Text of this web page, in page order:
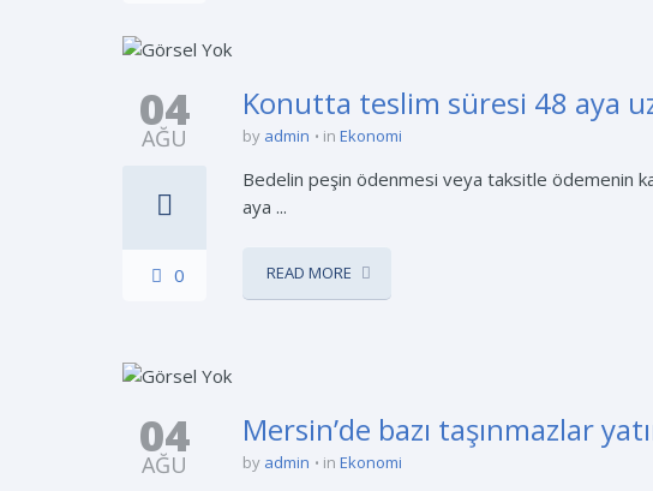
04
AĞU
0
Konutta teslim süresi 48 aya
by admin in Ekonomi
Bedelin peşin ödenmesi veya taksitle ödemenin
aya ...
READ MORE
04
AĞU
Mersin’de bazı taşınmazlar
by admin in Ekonomi